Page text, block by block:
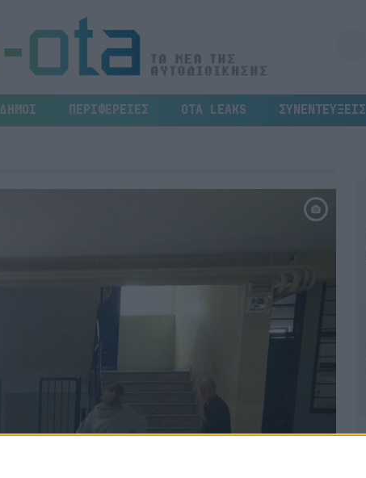
ΔΗΜΟΙ ΠΕΡΙΦΕΡΕΙΕΣ OTA LEAKS ΣΥΝΕΝΤΕΥΞΕΙΣ